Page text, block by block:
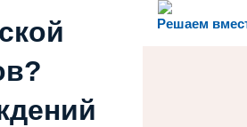
Решаем